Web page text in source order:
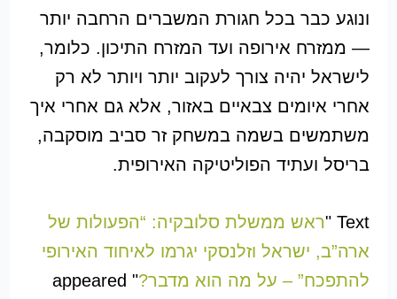
ונוגע כבר בכל חגורת המשברים הרחבה יותר
— ממזרח אירופה ועד המזרח התיכון. כלומר,
לישראל יהיה צורך לעקוב יותר ויותר לא רק
אחרי איומים צבאיים באזור, אלא גם אחרי איך
משתמשים בשמה במשחק זר סביב מוסקבה,
בריסל ועתיד הפוליטיקה האירופית.
Text " ראש ממשלת סלובקיה: “הפעולות של
ארה”ב, ישראל וזלנסקי יגרמו לאיחוד האירופי
להתפכח” – על מה הוא מדבר?
" appeared